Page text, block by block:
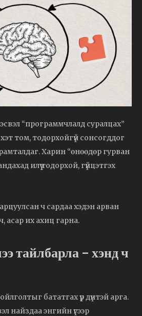
“программчлалд суралцах”
том, тодорхойгүй сонсогддог
Харин “өнөөдөр гурван
илүү тодорхой, гүйцэтгэх
ч сардаа хэдэн арван
асар их ахиц гарна.
тайлбарла – хэнд ч
бататгах үр дүнтэй арга.
найздаа энгийн үгээр